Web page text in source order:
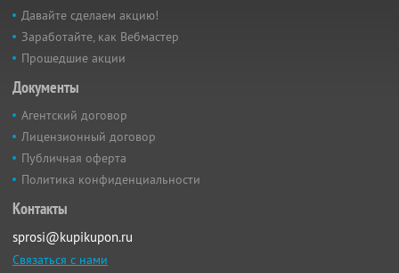
Давайте сделаем акцию!
Заработайте, как Вебмастер
Прошедшие акции
Документы
Агентский договор
Лицензионный договор
Публичная оферта
Политика конфиденциальности
Контакты
sprosi@kupikupon.ru
Связаться с нами